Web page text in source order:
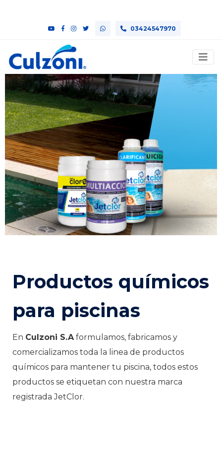
03424547970
Productos químicos
para piscinas
En Culzoni S.Aformulamos, fabricamos y
comercializamos toda la linea de productos
químicos para mantener tu piscina, todos estos
productos se etiquetan con nuestra marca
registrada JetClor.